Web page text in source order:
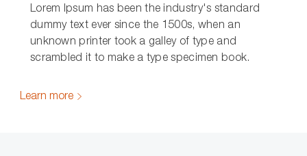
Lorem Ipsum has been the industry's standard
dummy text ever since the 1500s, when an
unknown printer took a galley of type and
scrambled it to make a type specimen book.
Learn more